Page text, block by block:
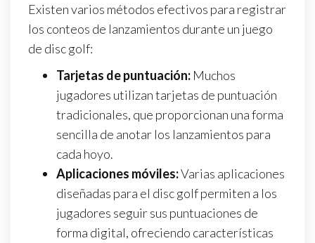
Existen varios métodos efectivos para registrar
los conteos de lanzamientos durante un juego
de disc golf:
Tarjetas de puntuación: Muchos
jugadores utilizan tarjetas de puntuación
tradicionales, que proporcionan una forma
sencilla de anotar los lanzamientos para
cada hoyo.
Aplicaciones móviles:Varias aplicaciones
diseñadas para el disc golf permiten a los
jugadores seguir sus puntuaciones de
forma digital, ofreciendo características